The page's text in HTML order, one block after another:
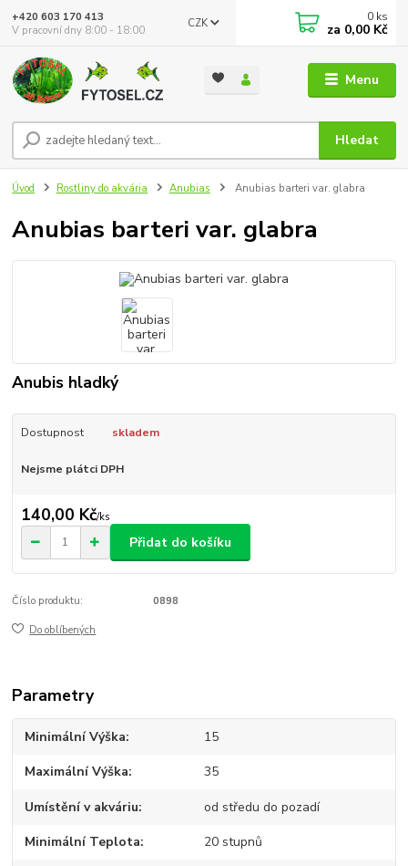
Menu
CZK
Hledat
+420 603 170 413
V pracovní dny 8:00 - 18:00
0 ks
za 0,00 Kč
Úvod Rostliny do akvária Anubias Anubias barteri var. glabra
Anubias barteri var. glabra
Anubis hladký
Dostupnost skladem
Nejsme plátci DPH
140,00 Kč/ks
Přidat do košíku
Číslo produktu: 0898
Do oblíbených
Parametry
Minimální Výška 15
Maximální Výška 35
Umístění v akváriu od středu do pozadí
Minimální Teplota 20 stupnů